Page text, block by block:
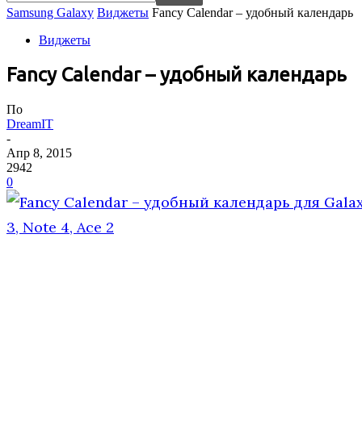
Samsung Galaxy Виджеты Fancy Calendar – удобный календарь
Виджеты
Fancy Calendar – удобный календарь
По
DreamIT
-
Апр 8, 2015
2942
0